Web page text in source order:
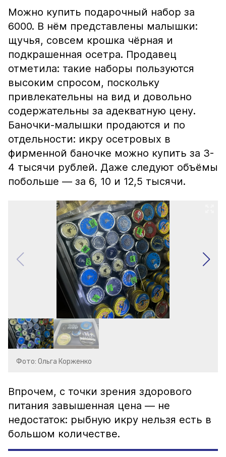
Можно купить подарочный набор за
6000. В нём представлены малышки:
щучья, совсем крошка чёрная и
подкрашенная осетра. Продавец
отметила: такие наборы пользуются
высоким спросом, поскольку
привлекательны на вид и довольно
содержательны за адекватную цену.
Баночки-малышки продаются и по
отдельности: икру осетровых в
фирменной баночке можно купить за 3-
4 тысячи рублей. Даже следуют объёмы
побольше — за 6, 10 и 12,5 тысячи.
Фото: Ольга Корженко
Впрочем, с точки зрения здорового
питания завышенная цена — не
недостаток: рыбную икру нельзя есть в
большом количестве.